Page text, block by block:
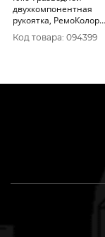
двухкомпонентная
рукоятка, РемоКолор
тонкие губки, 250мм
(макс 0-50мм), 43-1-525
Код товара: 094399